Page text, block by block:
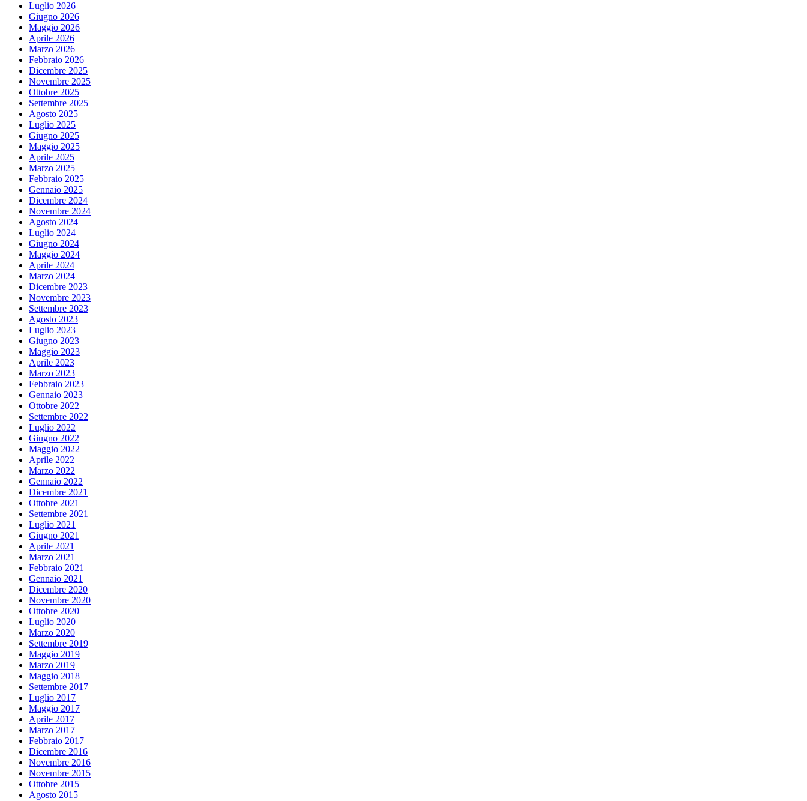
Luglio 2026
Giugno 2026
Maggio 2026
Aprile 2026
Marzo 2026
Febbraio 2026
Dicembre 2025
Novembre 2025
Ottobre 2025
Settembre 2025
Agosto 2025
Luglio 2025
Giugno 2025
Maggio 2025
Aprile 2025
Marzo 2025
Febbraio 2025
Gennaio 2025
Dicembre 2024
Novembre 2024
Agosto 2024
Luglio 2024
Giugno 2024
Maggio 2024
Aprile 2024
Marzo 2024
Dicembre 2023
Novembre 2023
Settembre 2023
Agosto 2023
Luglio 2023
Giugno 2023
Maggio 2023
Aprile 2023
Marzo 2023
Febbraio 2023
Gennaio 2023
Ottobre 2022
Settembre 2022
Luglio 2022
Giugno 2022
Maggio 2022
Aprile 2022
Marzo 2022
Gennaio 2022
Dicembre 2021
Ottobre 2021
Settembre 2021
Luglio 2021
Giugno 2021
Aprile 2021
Marzo 2021
Febbraio 2021
Gennaio 2021
Dicembre 2020
Novembre 2020
Ottobre 2020
Luglio 2020
Marzo 2020
Settembre 2019
Maggio 2019
Marzo 2019
Maggio 2018
Settembre 2017
Luglio 2017
Maggio 2017
Aprile 2017
Marzo 2017
Febbraio 2017
Dicembre 2016
Novembre 2016
Novembre 2015
Ottobre 2015
Agosto 2015